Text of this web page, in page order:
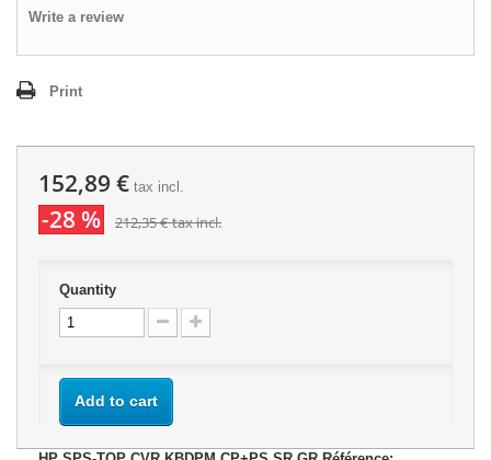
Write a review
Print
152,89 € tax incl.
-28 % 212,35 €tax incl.
Quantity
Add to cart